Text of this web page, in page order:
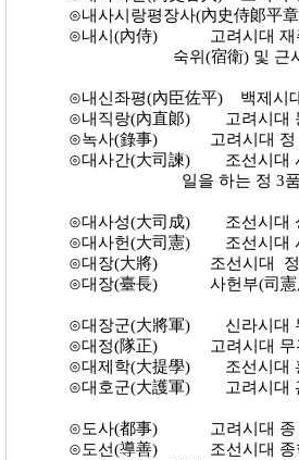
⊙내사시랑평장사(內史侍郞平
⊙내시(內侍) 고려시대 재주
숙위(宿衛) 및 근시(近侍)
⊙내신좌평(內臣佐平) 백제시
⊙내직랑(內直郞) 고려시대 동
⊙녹사(錄事) 고려시대 정 5
⊙대사간(大司諫) 조선시대 사
일을 하는 정 3품의
⊙대사성(大司成) 조선시대 성
⊙대사헌(大司憲) 조선시대
⊙대장(大將) 조선시대 정 2
⊙대장(臺長) 사헌부(司憲府)
⊙대장군(大將軍) 신라시대
⊙대정(隊正) 고려시대 무관(
⊙대제학(大提學) 조선시대 홍
⊙대호군(大護軍) 고려시대 관
⊙도사(都事) 고려시대 종 7
⊙도선(導善) 조선시대 종학(